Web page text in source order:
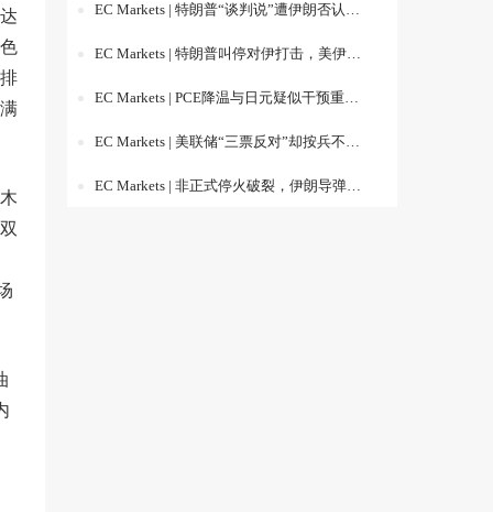
EC Markets | 特朗普“谈判说”遭伊朗否认，市场等待美国就业数据定方向
EC Markets | 特朗普叫停对伊打击，美伊重启谈判压垮油价，日美联合干预引爆日元反弹
EC Markets | PCE降温与日元疑似干预重压美元，市场从“美联储加息交易”转向“政策信誉与海上安全”再定价
EC Markets | 美联储“三票反对”却按兵不动，市场重回“政策分裂与地缘升级”双主线
EC Markets | 非正式停火破裂，伊朗导弹重燃油价风险